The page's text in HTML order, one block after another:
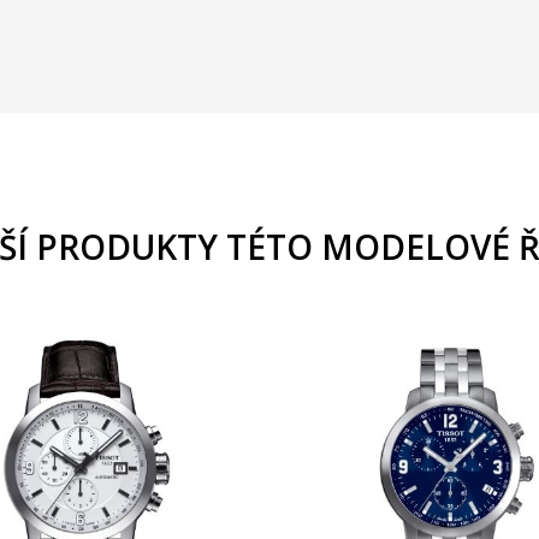
PRODUKTY TÉTO MODELOVÉ